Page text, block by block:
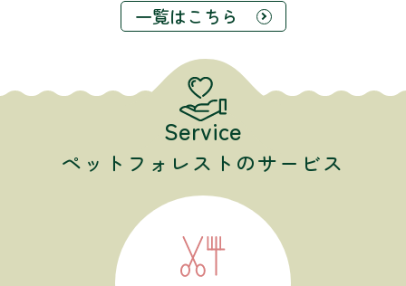
一覧はこちら
Service
ペットフォレストのサービス